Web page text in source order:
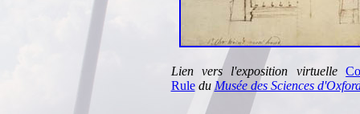
Lien vers l'exposition virtuelle
Ruledu Musée des Sciences